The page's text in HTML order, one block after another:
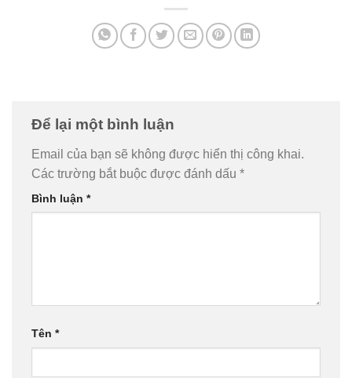
Để lại một bình luận
Email của bạn sẽ không được hiển thị công khai.
Các trường bắt buộc được đánh dấu *
Bình luận *
Tên *